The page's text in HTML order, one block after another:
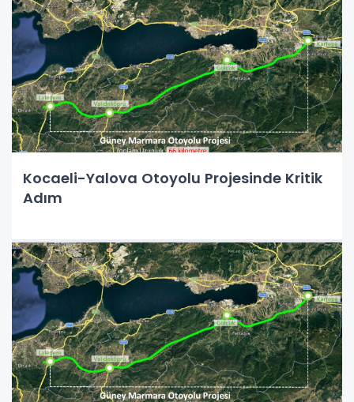
Kocaeli-Yalova Otoyolu Projesinde Kritik
Adım